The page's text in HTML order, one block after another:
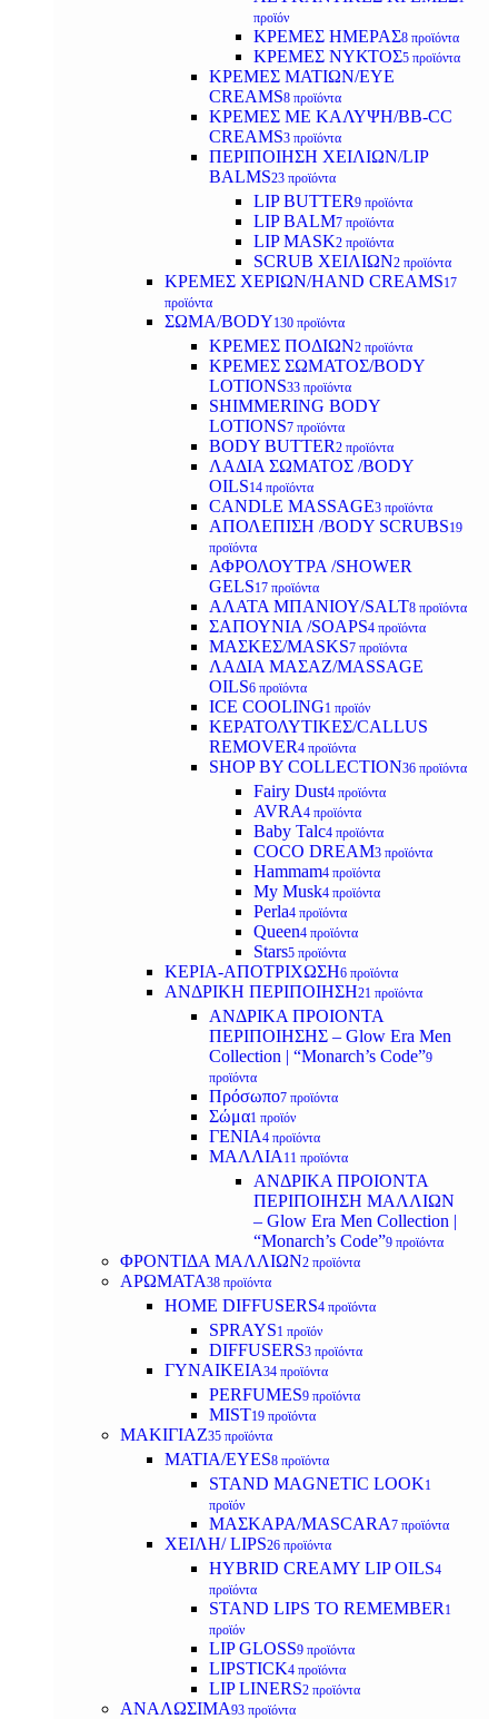
προϊόν
ΚΡΕΜΕΣ ΗΜΕΡΑΣ8 προϊόντα
ΚΡΕΜΕΣ ΝΥΚΤΟΣ5 προϊόντα
ΚΡΕΜΕΣ ΜΑΤΙΩΝ/EYE
CREAMS8 προϊόντα
ΚΡΕΜΕΣ ΜΕ ΚΑΛΥΨΗ/BB-CC
CREAMS3 προϊόντα
ΠΕΡΙΠΟΙΗΣΗ ΧΕΙΛΙΩΝ/LIP
BALMS23 προϊόντα
LIP BUTTER9 προϊόντα
LIP BALM7 προϊόντα
LIP MASK2 προϊόντα
SCRUB ΧΕΙΛΙΩΝ2 προϊόντα
ΚΡΕΜΕΣ ΧΕΡΙΩΝ/HAND CREAMS17
προϊόντα
ΣΩΜΑ/BODY130 προϊόντα
ΚΡΕΜΕΣ ΠΟΔΙΩΝ2 προϊόντα
ΚΡΕΜΕΣ ΣΩΜΑΤΟΣ/BODY
LOTIONS33 προϊόντα
SHIMMERING BODY
LOTIONS7 προϊόντα
BODY BUTTER2 προϊόντα
ΛΑΔΙΑ ΣΩΜΑΤΟΣ /BODY
OILS14 προϊόντα
CANDLE MASSAGE3 προϊόντα
ΑΠΟΛΕΠΙΣΗ /BODY SCRUBS19
προϊόντα
ΑΦΡΟΛΟΥΤΡΑ /SHOWER
GELS17 προϊόντα
ΑΛΑΤΑ ΜΠΑΝΙΟΥ/SALT8 προϊόντα
ΣΑΠΟΥΝΙΑ /SOAPS4 προϊόντα
ΜΑΣΚΕΣ/MASKS7 προϊόντα
ΛΑΔΙΑ ΜΑΣΑΖ/MASSAGE
OILS6 προϊόντα
ICE COOLING1 προϊόν
ΚΕΡΑΤΟΛΥΤΙΚΕΣ/CALLUS
REMOVER4 προϊόντα
SHOP BY COLLECTION36 προϊόντα
Fairy Dust4 προϊόντα
AVRA4 προϊόντα
Baby Talc4 προϊόντα
COCO DREAM3 προϊόντα
Hammam4 προϊόντα
My Musk4 προϊόντα
Perla4 προϊόντα
Queen4 προϊόντα
Stars5 προϊόντα
ΚΕΡΙΑ-ΑΠΟΤΡΙΧΩΣΗ6 προϊόντα
ΑΝΔΡΙΚΗ ΠΕΡΙΠΟΙΗΣΗ21 προϊόντα
ΑΝΔΡΙΚΑ ΠΡΟΙΟΝΤΑ
ΠΕΡΙΠΟΙΗΣΗΣ – Glow Era Men
Collection | “Monarch’s Code”9
προϊόντα
Πρόσωπο7 προϊόντα
Σώμα1 προϊόν
ΓΕΝΙΑ4 προϊόντα
ΜΑΛΛΙΑ 11 προϊόντα
ΑΝΔΡΙΚΑ ΠΡΟΙΟΝΤΑ
ΠΕΡΙΠΟΙΗΣΗ ΜΑΛΛΙΩΝ
– Glow Era Men Collection |
“Monarch’s Code”9 προϊόντα
ΦΡΟΝΤΙΔΑ ΜΑΛΛΙΩΝ2 προϊόντα
ΑΡΩΜΑΤΑ38 προϊόντα
HOME DIFFUSERS4 προϊόντα
SPRAYS1 προϊόν
DIFFUSERS3 προϊόντα
ΓΥΝΑΙΚΕΙΑ34 προϊόντα
PERFUMES9 προϊόντα
MIST19 προϊόντα
ΜΑΚΙΓΙΑΖ35 προϊόντα
ΜΑΤΙΑ/EYES8 προϊόντα
STAND MAGNETIC LOOK1
προϊόν
ΜΑΣΚΑΡΑ/MASCARA7 προϊόντα
ΧΕΙΛΗ/ LIPS26 προϊόντα
HYBRID CREAMY LIP OILS4
προϊόντα
STAND LIPS TO REMEMBER 1
προϊόν
LIP GLOSS9 προϊόντα
LIPSTICK4 προϊόντα
LIP LINERS2 προϊόντα
ΑΝΑΛΩΣΙΜΑ93 προϊόντα